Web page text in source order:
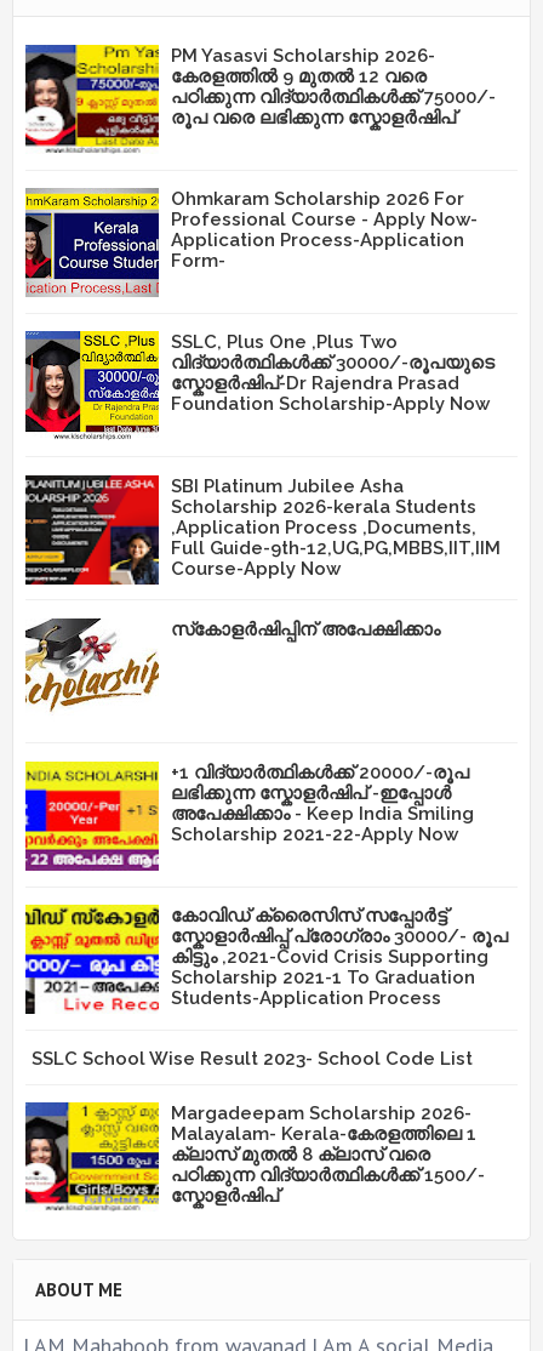
PM Yasasvi Scholarship 2026-
കേരളത്തിൽ 9 മുതൽ 12 വരെ
പഠിക്കുന്ന വിദ്യാർത്ഥികൾക്ക് 75000/-
രൂപ വരെ ലഭിക്കുന്ന സ്കോളർഷിപ്
Ohmkaram Scholarship 2026 For
Professional Course - Apply Now-
Application Process-Application
Form-
SSLC, Plus One ,Plus Two
വിദ്യാർത്ഥികൾക്ക് 30000/-രൂപയുടെ
സ്കോളർഷിപ്-Dr Rajendra Prasad
Foundation Scholarship-Apply Now
SBI Platinum Jubilee Asha
Scholarship 2026-kerala Students
,Application Process ,Documents,
Full Guide-9th-12,UG,PG,MBBS,IIT,IIM
Course-Apply Now
സ്‌കോളർഷിപ്പിന് അപേക്ഷിക്കാം
+1 വിദ്യാർത്ഥികൾക്ക് 20000/-രൂപ
ലഭിക്കുന്ന സ്കോളർഷിപ് -ഇപ്പോൾ
അപേക്ഷിക്കാം - Keep India Smiling
Scholarship 2021-22-Apply Now
കോവിഡ് ക്രൈസിസ് സപ്പോർട്ട്
സ്കോളാർഷിപ്പ് പ്രോഗ്രാം 30000/- രൂപ
കിട്ടും ,2021-Covid Crisis Supporting
Scholarship 2021-1 To Graduation
Students-Application Process
SSLC School Wise Result 2023- School Code List
Margadeepam Scholarship 2026-
Malayalam- Kerala-കേരളത്തിലെ 1
ക്ലാസ് മുതൽ 8 ക്ലാസ് വരെ
പഠിക്കുന്ന വിദ്യാർത്ഥികൾക്ക് 1500/-
സ്കോളർഷിപ്
ABOUT ME